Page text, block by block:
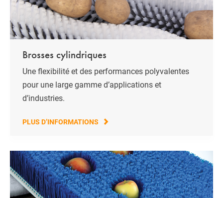
Brosses cylindriques
Une flexibilité et des performances polyvalentes
pour une large gamme d’applications et
d’industries.
PLUS D’INFORMATIONS